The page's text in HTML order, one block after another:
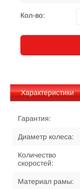
Кол-во:
Характеристики
Гарантия:
Диаметр колеса:
Количество
скоростей:
Материал рамы: